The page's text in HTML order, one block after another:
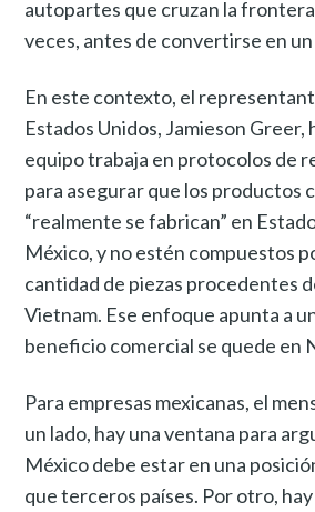
autopartes que cruzan la
veces, antes de convertirse en
En este contexto, el
Estados Unidos, Jamieson Greer,
equipo trabaja en protocolos de
para asegurar que los productos
“realmente se fabrican” en
México, y no estén compuestos
cantidad de piezas procedentes
Vietnam. Ese enfoque apunta a
beneficio comercial se quede en
Para empresas mexicanas, el
un lado, hay una ventana para
México debe estar en una
que terceros países. Por otro,